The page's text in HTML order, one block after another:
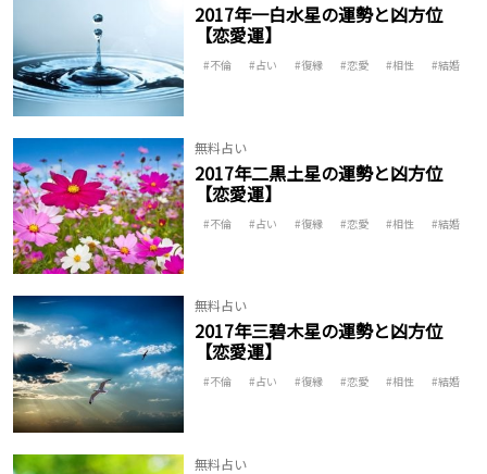
2017年一白水星の運勢と凶方位
【恋愛運】
不倫 占い 復縁 恋愛 相性 結婚
無料占い
2017年二黒土星の運勢と凶方位
【恋愛運】
不倫 占い 復縁 恋愛 相性 結婚
無料占い
2017年三碧木星の運勢と凶方位
【恋愛運】
不倫 占い 復縁 恋愛 相性 結婚
無料占い